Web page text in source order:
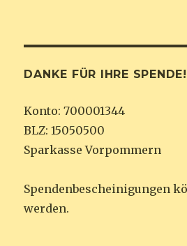
DANKE FÜR IHRE SPENDE!
Konto: 700001344
BLZ: 15050500
Sparkasse Vorpommern
Spendenbescheinigungen
werden.